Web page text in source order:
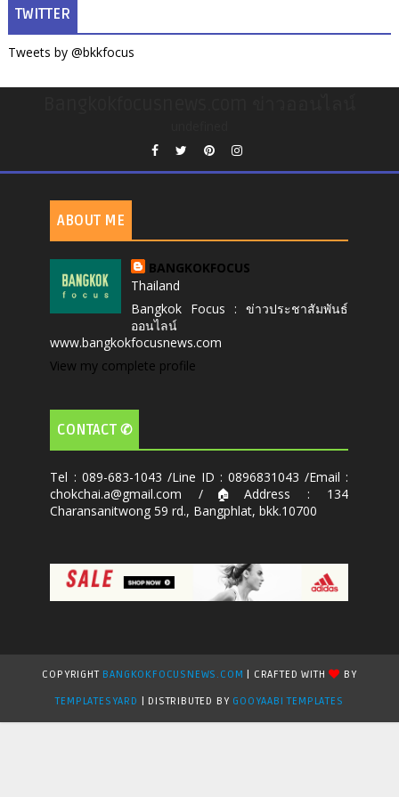
TWITTER
Tweets by @bkkfocus
ABOUT ME
BANGKOKFOCUS
Thailand
Bangkok Focus : ข่าวประชาสัมพันธ์
ออนไลน์
www.bangkokfocusnews.com
View my complete profile
CONTACT ✆
Tel : 089-683-1043 /Line ID : 0896831043 /Email :
chokchai.a@gmail.com /🏠Address : 134
Charansanitwong 59 rd., Bangphlat, bkk.10700
COPYRIGHT BANGKOKFOCUSNEWS.COM | CRAFTED WITH
BY
TEMPLATESYARD | DISTRIBUTED BY GOOYAABI TEMPLATES